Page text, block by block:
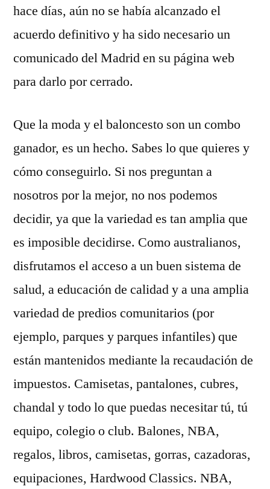
hace días, aún no se había alcanzado el
acuerdo definitivo y ha sido necesario un
comunicado del Madrid en su página web
para darlo por cerrado.
Que la moda y el baloncesto son un combo
ganador, es un hecho. Sabes lo que quieres y
cómo conseguirlo. Si nos preguntan a
nosotros por la mejor, no nos podemos
decidir, ya que la variedad es tan amplia que
es imposible decidirse. Como australianos,
disfrutamos el acceso a un buen sistema de
salud, a educación de calidad y a una amplia
variedad de predios comunitarios (por
ejemplo, parques y parques infantiles) que
están mantenidos mediante la recaudación de
impuestos. Camisetas, pantalones, cubres,
chandal y todo lo que puedas necesitar tú, tú
equipo, colegio o club. Balones, NBA,
regalos, libros, camisetas, gorras, cazadoras,
equipaciones, Hardwood Classics. NBA,